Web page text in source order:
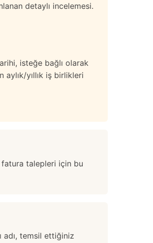
detaylı incelemesi.
isteğe bağlı olarak
yıllık iş birlikleri
talepleri için bu
adı, temsil ettiğiniz